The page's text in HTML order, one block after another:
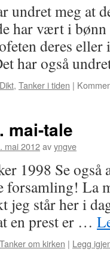
undret meg at
har vært i bønn
deres eller
har også
Dikt, Tanker i tiden |
mai-tale
mai 2012avyngve
1998 Se
La
jeg står her i
en prest er …
Tanker om kirken | Legg